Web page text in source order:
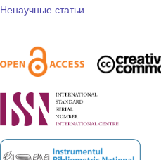
Ненаучные статьи